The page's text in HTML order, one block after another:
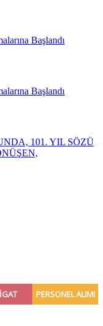
Başlandı
Başlandı
101. YIL SÖZÜ